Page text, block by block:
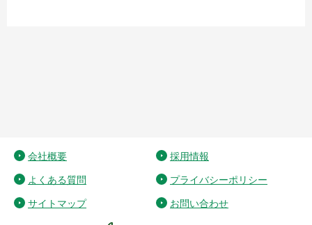
会社概要 採用情報
よくある質問 プライバシーポリシー
サイトマップ お問い合わせ